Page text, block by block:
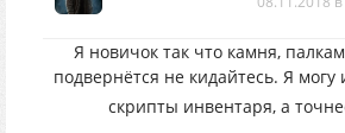
Я новичок так что камня,
подвернётся не кидайтесь. Я
скрипты инвентаря, а